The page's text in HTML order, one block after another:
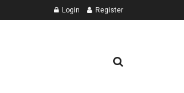
Login Register